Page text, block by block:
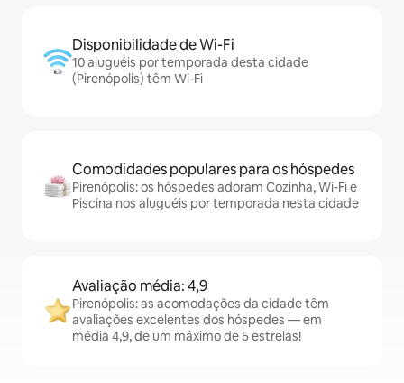
Disponibilidade de Wi-Fi
10 aluguéis por temporada desta cidade
(Pirenópolis) têm Wi-Fi
Comodidades populares para os hóspedes
Pirenópolis: os hóspedes adoram Cozinha, Wi-Fi e
Piscina nos aluguéis por temporada nesta cidade
Avaliação média: 4,9
Pirenópolis: as acomodações da cidade têm
avaliações excelentes dos hóspedes — em
média 4,9, de um máximo de 5 estrelas!